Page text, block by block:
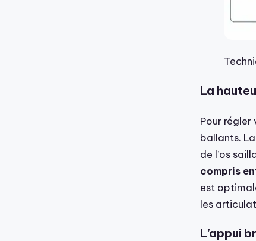
La
Pour
ballants.
de l’os
compris
est
les
L’appui